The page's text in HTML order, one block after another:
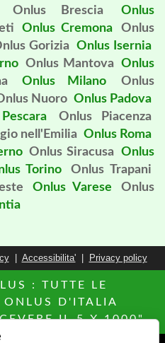
Onlus Brescia
Onlus
Onlus Cremona
Onlus
Gorizia
Onlus Isernia
Onlus Mantova
Onlus
Onlus Milano
Onlus
Nuoro Onlus Padova
Onlus Piacenza
nell'Emilia Onlus Roma
Onlus Siracusa
Onlus
Torino
Onlus Trapani
Onlus Varese
Onlus
| Accessibilita'| Privacy policy
: TUTTE LE
D'ITALIA
IL 5 X 1000"